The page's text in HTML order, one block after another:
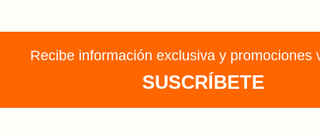
Recibe información exclusiva y promociones
SUSCRÍBETE